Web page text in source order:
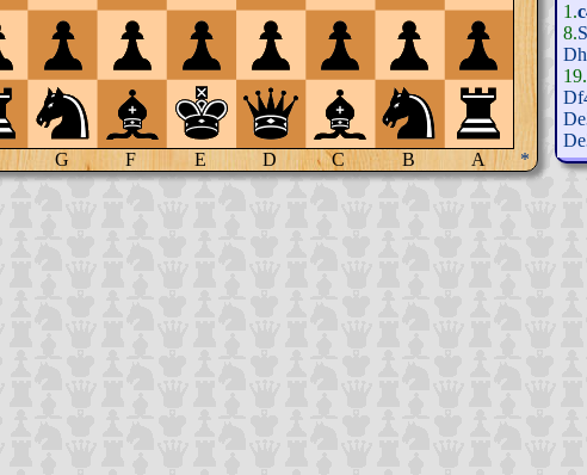
G F E D C B A *
1.
8.
19.